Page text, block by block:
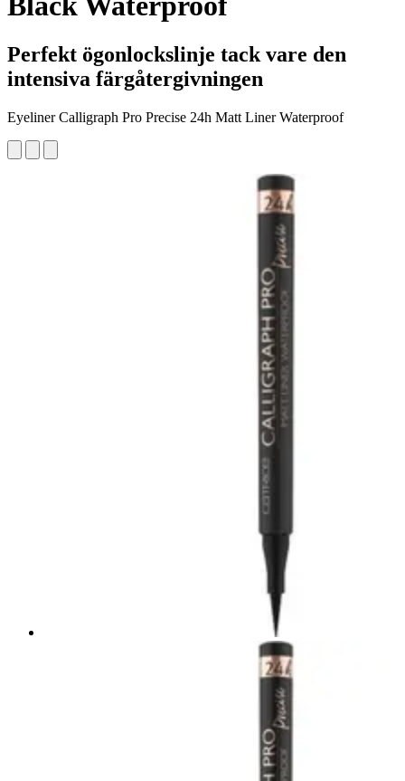
Perfekt ögonlockslinje tack vare den
intensiva färgåtergivningen
Eyeliner Calligraph Pro Precise 24h Matt Liner Waterproof